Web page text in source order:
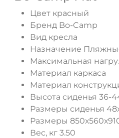
Цвет красный
Бренд Bo-Camp
Вид кресла
Назначение
Максимальная
Материал каркаса
Материал
Высота сиденья 36-
Размеры сиденья
Размеры
Вес, кг 3.50
ДА